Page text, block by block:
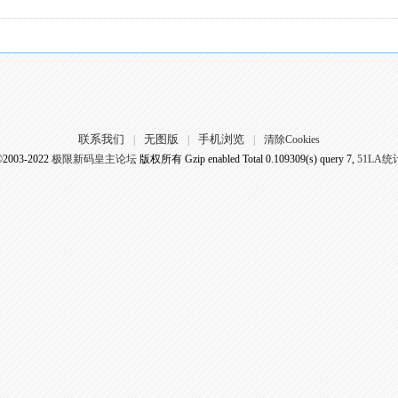
联系我们 无图版 手机浏览
清除Cookies
2022 极限新码皇主论坛版权所有 Gzip enabled Total 0.109309(s) query 7, 51LA统